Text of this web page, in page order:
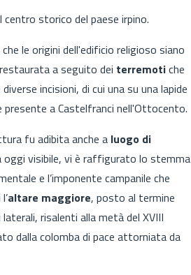
storico del paese irpino.
le origini dell'edificio religioso siano
a seguito dei terremotiche
incisioni, di cui una su una lapide
presente a Castelfranci nell'Ottocento.
fu adibita anche a luogo di
oggi visibile, vi è raffigurato lo stemma
e l’imponente campanile che
altare maggiore, posto al termine
risalenti alla metà del XVIII
dalla colomba di pace attorniata da